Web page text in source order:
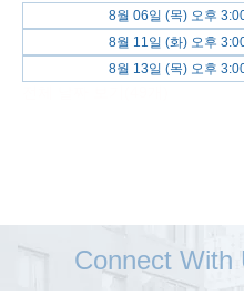
8월 06일 (목) 오후
8월 11일 (화) 오후
8월 13일 (목) 오후
Connect With